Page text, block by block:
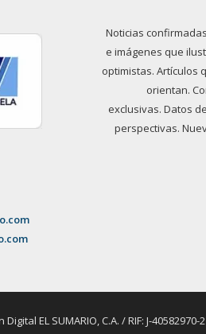
Noticias
e imágenes que
optimistas. Artículos
orientan.
exclusivas. Datos
perspectivas.
EL SUMARIO, C.A. / RIF: J-